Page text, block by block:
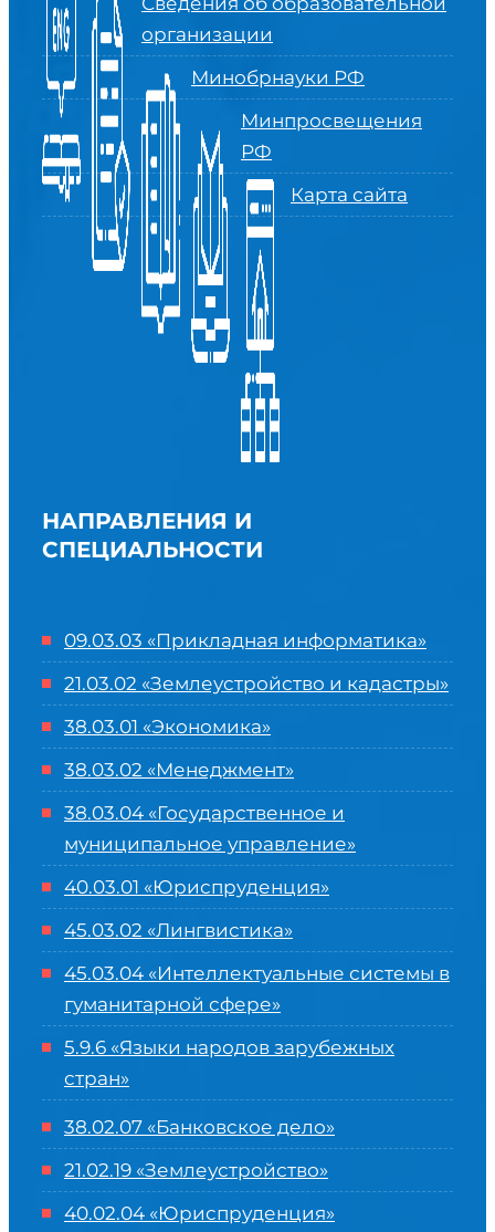
организации
Минобрнауки РФ
Минпросвещения
РФ
Карта сайта
НАПРАВЛЕНИЯ И
СПЕЦИАЛЬНОСТИ
09.03.03 «Прикладная информатика»
21.03.02 «Землеустройство и кадастры»
38.03.01 «Экономика»
38.03.02 «Менеджмент»
38.03.04 «Государственное и
муниципальное управление»
40.03.01 «Юриспруденция»
45.03.02 «Лингвистика»
45.03.04 «Интеллектуальные системы в
гуманитарной сфере»
5.9.6 «Языки народов зарубежных
стран»
38.02.07 «Банковское дело»
21.02.19 «Землеустройство»
40.02.04 «Юриспруденция»